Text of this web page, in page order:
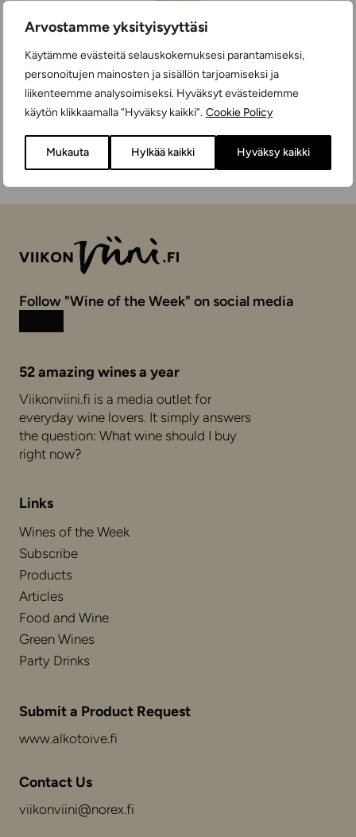
Arvostamme yksityisyyttäsi
Käytämme evästeitä selauskokemuksesi parantamiseksi,
personoitujen mainosten ja sisällön tarjoamiseksi ja
liikenteemme analysoimiseksi. Hyväksyt evästeidemme
käytön klikkaamalla ”Hyväksy kaikki”. Cookie Policy
Mukauta Hylkää kaikki Hyväksy kaikki
Murtelas
WHITE WINES
SWEET
75 cl PORTUGAL
Follow "Wine of the Week" on social media
52 amazing wines a year
Viikonviini.fi is a media outlet for
everyday wine lovers. It simply answers
the question: What wine should I buy
right now?
Links
Wines of the Week
Subscribe
Products
Articles
Food and Wine
Green Wines
Party Drinks
Submit a Product Request
www.alkotoive.fi
Contact Us
viikonviini@norex.fi